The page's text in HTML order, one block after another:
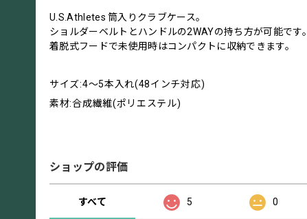
U.S.Athletes 筒入りクラブケース。
ショルダーベルトとハンドルの2WAYの持ち方が可能です。
着脱式フードで未使用時はコンパクトに収納できます。
サイズ:4～5本入れ(48インチ対応)
素材:合成繊維(ポリエステル)
ショップの評価
すべて 5 0